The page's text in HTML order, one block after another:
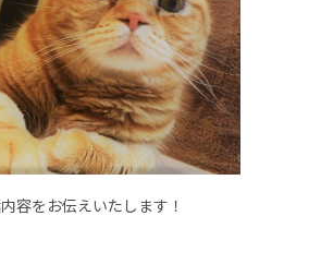
容をお伝えいたします！